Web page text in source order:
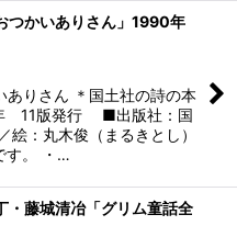
つかいありさん」1990年
りさん ＊国土社の詩の本
11版発行 ■出版社：国
：丸木俊（まるきとし）
す。 ・…
・藤城清冶「グリム童話全